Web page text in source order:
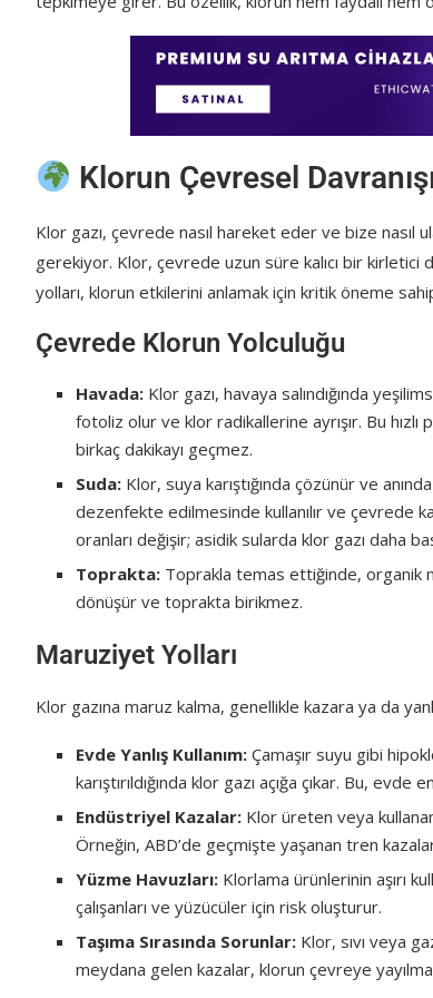
Klorun Çevresel
Klor gazı, çevrede nasıl hareket eder ve bize nasıl
gerekiyor. Klor, çevrede uzun süre kalıcı bir kirletici
yolları, klorun etkilerini anlamak için kritik öneme
Çevrede Klorun Yolculuğu
Havada: Klor gazı, havaya salındığında
fotoliz olur ve klor radikallerine ayrışır. Bu
birkaç dakikayı geçmez.
Suda: Klor, suya karıştığında çözünür ve anında
dezenfekte edilmesinde kullanılır ve çevrede
oranları değişir; asidik sularda klor gazı daha
Toprakta: Toprakla temas ettiğinde, organik
dönüşür ve toprakta birikmez.
Maruziyet Yolları
Klor gazına maruz kalma, genellikle kazara ya da
Evde Yanlış Kullanım: Çamaşır suyu gibi
karıştırıldığında klor gazı açığa çıkar. Bu,
Endüstriyel Kazalar: Klor üreten veya
Örneğin, ABD’de geçmişte yaşanan tren
Yüzme Havuzları: Klorlama ürünlerinin aşırı
çalışanları ve yüzücüler için risk oluşturur.
Taşıma Sırasında Sorunlar: Klor, sıvı veya
meydana gelen kazalar, klorun çevreye